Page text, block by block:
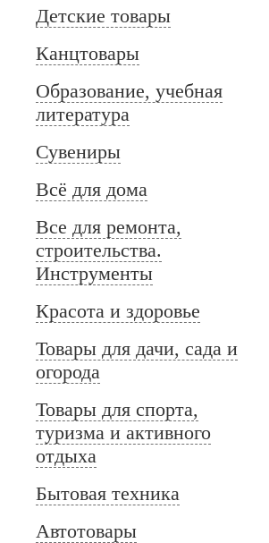
Детские товары
Канцтовары
Образование, учебная
литература
Сувениры
Всё для дома
Все для ремонта,
строительства.
Инструменты
Красота и здоровье
Товары для дачи, сада и
огорода
Товары для спорта,
туризма и активного
отдыха
Бытовая техника
Автотовары